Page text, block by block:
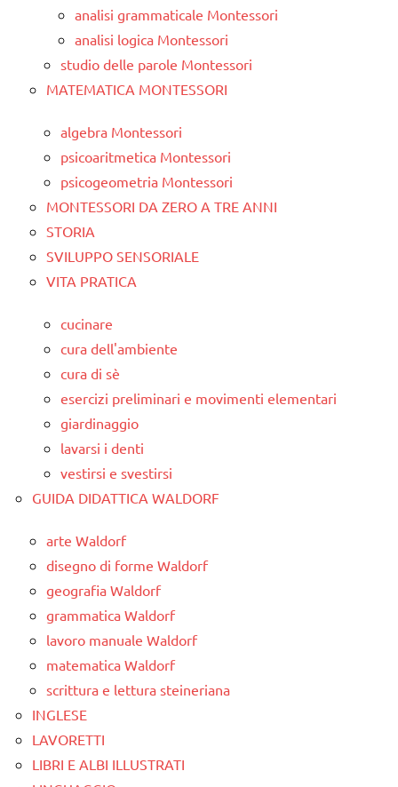
analisi grammaticale Montessori
analisi logica Montessori
studio delle parole Montessori
MATEMATICA MONTESSORI
algebra Montessori
psicoaritmetica Montessori
psicogeometria Montessori
MONTESSORI DA ZERO A TRE ANNI
STORIA
SVILUPPO SENSORIALE
VITA PRATICA
cucinare
cura dell'ambiente
cura di sè
esercizi preliminari e movimenti elementari
giardinaggio
lavarsi i denti
vestirsi e svestirsi
GUIDA DIDATTICA WALDORF
arte Waldorf
disegno di forme Waldorf
geografia Waldorf
grammatica Waldorf
lavoro manuale Waldorf
matematica Waldorf
scrittura e lettura steineriana
INGLESE
LAVORETTI
LIBRI E ALBI ILLUSTRATI